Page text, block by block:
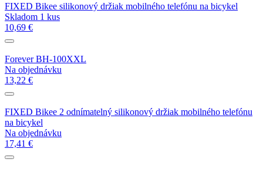
FIXED Bikee silikonový držiak mobilného telefónu na bicykel
Skladom 1 kus
10,69 €
Forever BH-100XXL
Na objednávku
13,22 €
FIXED Bikee 2 odnímatelný silikonový držiak mobilného telefónu
na bicykel
Na objednávku
17,41 €